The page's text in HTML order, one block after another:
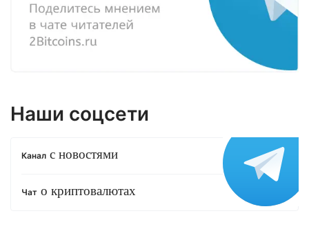
Наши соцсети
Канал с новостями
Чат о криптовалютах